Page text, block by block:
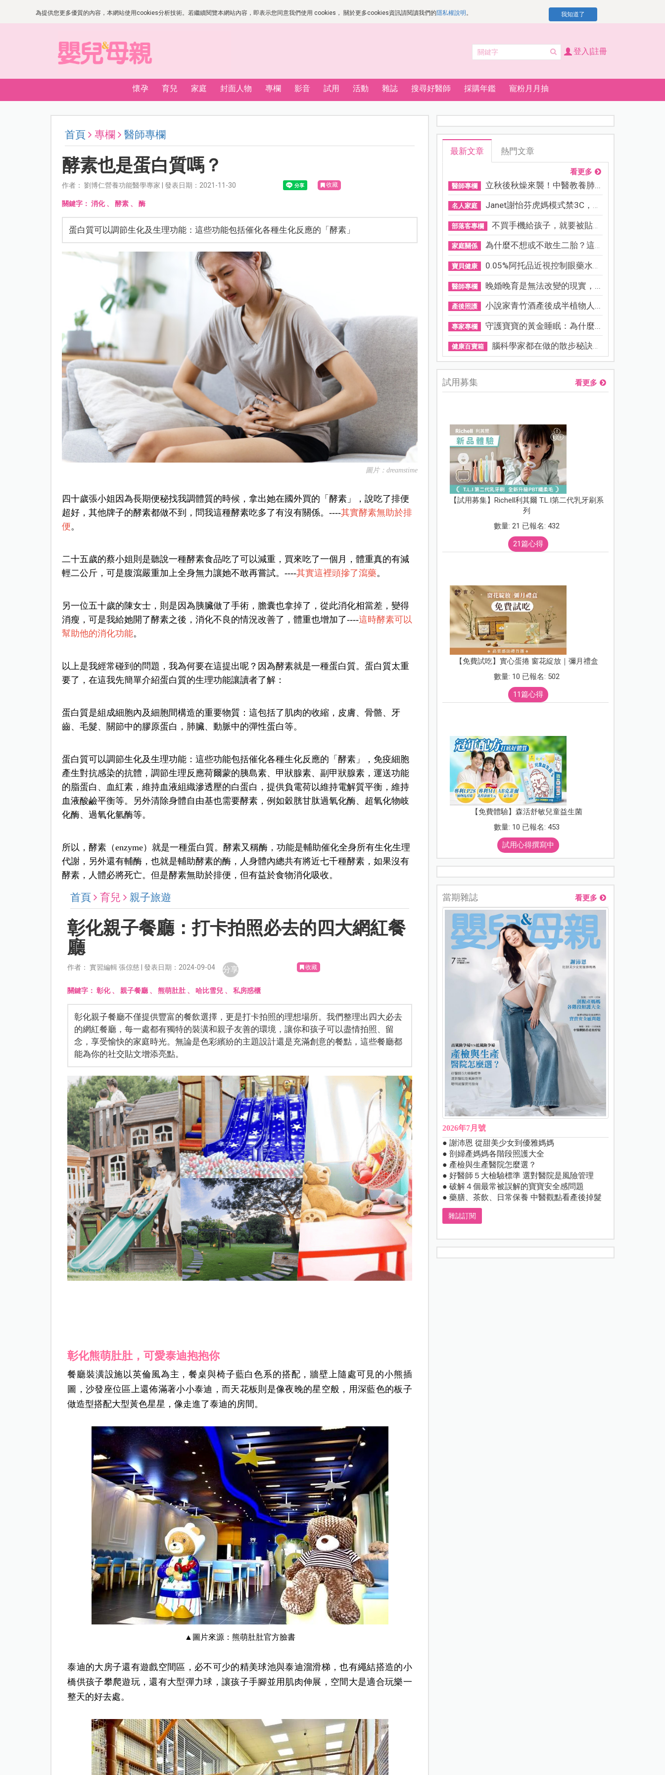
為提供您更多優質的內容，本網站使用cookies分析技術。若繼續閱覽本網站內容，即表示您同意我們使用 cookies， 關於更多cookies資訊請閱讀我們的隱私權說明 。 我知道了
登入|註冊
懷孕 育兒 家庭 封面人物 專欄 影音 試用 活動 雜誌 搜尋好醫師 採購年鑑 寵粉月月抽
首頁 專欄 醫師專欄
酵素也是蛋白質嗎？
作者： 劉博仁營養功能醫學專家 | 發表日期：2021-11-30 收藏
關鍵字： 消化、 酵素、 酶
蛋白質可以調節生化及生理功能：這些功能包括催化各種生化反應的「酵素」
圖片：dreamstime
四十歲張小姐因為長期便秘找我調體質的時候，拿出她在國外買的「酵素」，說吃了排便
超好，其他牌子的酵素都做不到，問我這種酵素吃多了有沒有關係。----其實酵素無助於排
便。
二十五歲的蔡小姐則是聽說一種酵素食品吃了可以減重，買來吃了一個月，體重真的有減
輕二公斤，可是腹瀉嚴重加上全身無力讓她不敢再嘗試。----其實這裡頭摻了瀉藥。
另一位五十歲的陳女士，則是因為胰臟做了手術，膽囊也拿掉了，從此消化相當差，變得
消瘦，可是我給她開了酵素之後，消化不良的情況改善了，體重也增加了----這時酵素可以
幫助他的消化功能。
以上是我經常碰到的問題，我為何要在這提出呢？因為酵素就是一種蛋白質。蛋白質太重
要了，在這我先簡單介紹蛋白質的生理功能讓讀者了解：
蛋白質是組成細胞內及細胞間構造的重要物質：這包括了肌肉的收縮，皮膚、骨骼、牙
齒、毛髮、關節中的膠原蛋白，肺臟、動脈中的彈性蛋白等。
蛋白質可以調節生化及生理功能：這些功能包括催化各種生化反應的「酵素」，免疫細胞
產生對抗感染的抗體，調節生理反應荷爾蒙的胰島素、甲狀腺素、副甲狀腺素，運送功能
的脂蛋白、血紅素，維持血液組織滲透壓的白蛋白，提供負電荷以維持電解質平衡，維持
血液酸鹼平衡等。另外清除身體自由基也需要酵素，例如穀胱甘肽過氧化酶、超氧化物岐
化酶、過氧化氫酶等。
所以，酵素（enzyme）就是一種蛋白質。酵素又稱酶，功能是輔助催化全身所有生化生理
代謝，另外還有輔酶，也就是輔助酵素的酶，人身體內總共有將近七千種酵素，如果沒有
酵素，人體必將死亡。但是酵素無助於排便，但有益於食物消化吸收。
首頁 育兒 親子旅遊
彰化親子餐廳：打卡拍照必去的四大網紅餐
廳
作者： 實習編輯 張倞慈 | 發表日期：2024-09-04 分享 收藏
關鍵字：彰化、親子餐廳、熊萌肚肚 、哈比雪兒 、私房惑櫃
彰化親子餐廳不僅提供豐富的餐飲選擇，更是打卡拍照的理想場所。我們整理出四大必去
的網紅餐廳，每一處都有獨特的裝潢和親子友善的環境，讓你和孩子可以盡情拍照、留
念，享受愉快的家庭時光。無論是色彩繽紛的主題設計還是充滿創意的餐點，這些餐廳都
能為你的社交貼文增添亮點。
彰化熊萌肚肚，可愛泰迪抱抱你
餐廳裝潢設施以英倫風為主，餐桌與椅子藍白色系的搭配，牆壁上隨處可見的小熊插
圖，沙發座位區上還佈滿著小小泰迪，而天花板則是像夜晚的星空般，用深藍色的板子
做造型搭配大型黃色星星，像走進了泰迪的房間。
▲圖片來源：熊萌肚肚官方臉書
泰迪的大房子還有遊戲空間區，必不可少的精美球池與泰迪溜滑梯，也有繩結搭造的小
橋供孩子攀爬遊玩，還有大型彈力球，讓孩子手腳並用肌肉伸展，空間大是適合玩樂一
整天的好去處。
最新文章 熱門文章
看更多
醫師專欄 立秋後秋燥來襲！中醫教養肺...
名人家庭 Janet謝怡芬虎媽模式禁3C，看...
部落客專欄 不買手機給孩子，就要被貼「...
家庭關係 為什麼不想或不敢生二胎？這8...
寶貝健康 0.05%阿托品近視控制眼藥水納...
醫師專欄 晚婚晚育是無法改變的現實，...
產後照護 小說家青竹酒產後成半植物人...
專家專欄 守護寶寶的黃金睡眠：為什麼...
健康百寶箱 腦科學家都在做的散步秘訣！...
試用募集 看更多
【試用募集】Richell利其爾 T.L.I第二代乳牙刷系
列
數量: 21 已報名: 432
21篇心得
【免費試吃】實心蛋捲 窗花綻放｜彌月禮盒
數量: 10 已報名: 502
11篇心得
【免費體驗】森活舒敏兒童益生菌
數量: 10 已報名: 453
試用心得撰寫中
當期雜誌 看更多
2026年7月號
● 謝沛恩 從甜美少女到優雅媽媽
● 剖婦產媽媽各階段照護大全
● 產檢與生產醫院怎麼選？
● 好醫師５大檢驗標準 選對醫院是風險管理
● 破解４個最常被誤解的寶寶安全感問題
● 藥膳、茶飲、日常保養 中醫觀點看產後掉髮
雜誌訂閱